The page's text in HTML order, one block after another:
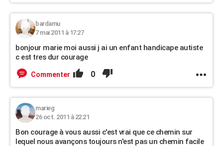
bardamu
7 mai 2011 à 17:27
bonjour marie moi aussi j ai un enfant handicape autiste
c est tres dur courage
Commenter 0
marieg
26 oct. 2011 à 22:21
Bon courage à vous aussi c'est vrai que ce chemin sur
lequel nous avançons toujours n'est pas un chemin facile